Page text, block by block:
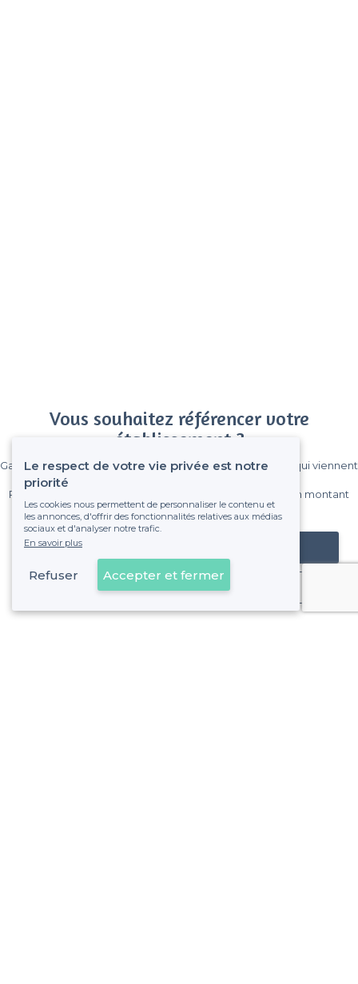
Vous souhaitez référencer votre
établissement ?
Gagnez de nombreux clients parmi le million de visiteurs qui viennent
Pas de commissions et sans engagement, vous payez un montant
fixe sans risque de voir déraper la facture.
Référencer mon établissement
Déjà client
Le respect de votre vie privée est notre
priorité
Les cookies nous permettent de personnaliser le contenu et
les annonces, d'offrir des fonctionnalités relatives aux médias
sociaux et d'analyser notre trafic.
En savoir plus
Refuser Accepter et fermer